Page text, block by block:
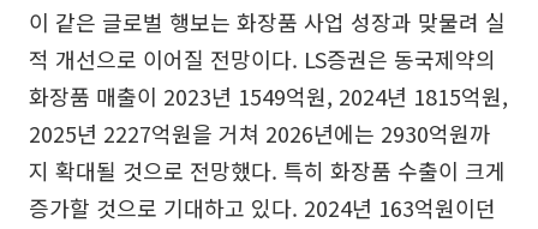
이 같은 글로벌 행보는 화장품 사업 성장과 맞물려 실
적 개선으로 이어질 전망이다. LS증권은 동국제약의
화장품 매출이 2023년 1549억원, 2024년 1815억원,
2025년 2227억원을 거쳐 2026년에는 2930억원까
지 확대될 것으로 전망했다. 특히 화장품 수출이 크게
증가할 것으로 기대하고 있다. 2024년 163억원이던